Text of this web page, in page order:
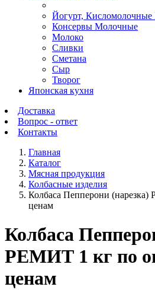
Йогурт,
Консервы Молочные
Молоко
Сливки
Сметана
Сыр
Творог
Японская кухня
Доставка
Вопрос - ответ
Контакты
Главная
Каталог
Мясная продукция
Колбасные изделия
Колбаса Пепперони
ценам
Колбаса
РЕМИТ 1 кг по
ценам